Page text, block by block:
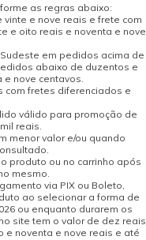
as regras abaixo:
e nove reais e frete com
e oito reais e noventa e nove
em pedidos acima de
abaixo de duzentos e
nove centavos.
fretes diferenciados e
válido para promoção de
reais.
menor valor e/ou quando
produto ou no carrinho após
mesmo.
via PIX ou Boleto,
ao selecionar a forma de
ou enquanto durarem os
site tem o valor de dez reais
e noventa e nove reais e até